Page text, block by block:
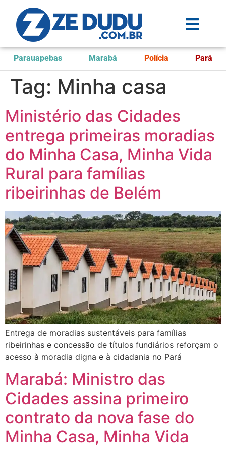
Parauapebas Marabá Polícia Pará
Tag: Minha casa
Ministério das Cidades
entrega primeiras moradias
do Minha Casa, Minha Vida
Rural para famílias
ribeirinhas de Belém
Entrega de moradias sustentáveis para famílias
ribeirinhas e concessão de títulos fundiários reforçam o
acesso à moradia digna e à cidadania no Pará
Marabá: Ministro das
Cidades assina primeiro
contrato da nova fase do
Minha Casa, Minha Vida